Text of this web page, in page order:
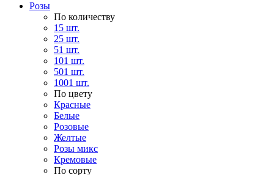
Розы
По количеству
15 шт.
25 шт.
51 шт.
101 шт.
501 шт.
1001 шт.
По цвету
Красные
Белые
Розовые
Желтые
Розы микс
Кремовые
По сорту